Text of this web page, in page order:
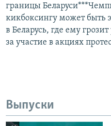
границы
кикбоксингу может быть
в Беларусь, где ему
за участие в акциях
Выпуски